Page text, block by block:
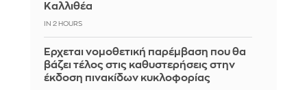
Καλλιθέα
IN 2 HOURS
Έρχεται νομοθετική παρέμβαση που θα
βάζει τέλος στις καθυστερήσεις στην
έκδοση πινακίδων κυκλοφορίας